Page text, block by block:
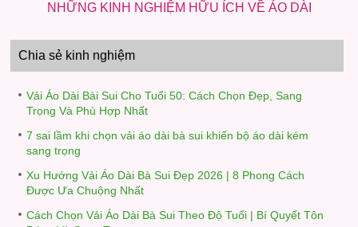
NHỮNG KINH NGHIỆM HỮU ÍCH VỀ ÁO DÀI
Chia sẻ kinh nghiệm
Vải Áo Dài Bài Sui Cho Tuổi 50: Cách Chọn Đẹp, Sang
Trọng Và Phù Hợp Nhất
7 sai lầm khi chọn vải áo dài bà sui khiến bộ áo dài kém
sang trọng
Xu Hướng Vải Áo Dài Bà Sui Đẹp 2026 | 8 Phong Cách
Được Ưa Chuộng Nhất
Cách Chọn Vải Áo Dài Bà Sui Theo Độ Tuổi | Bí Quyết Tôn